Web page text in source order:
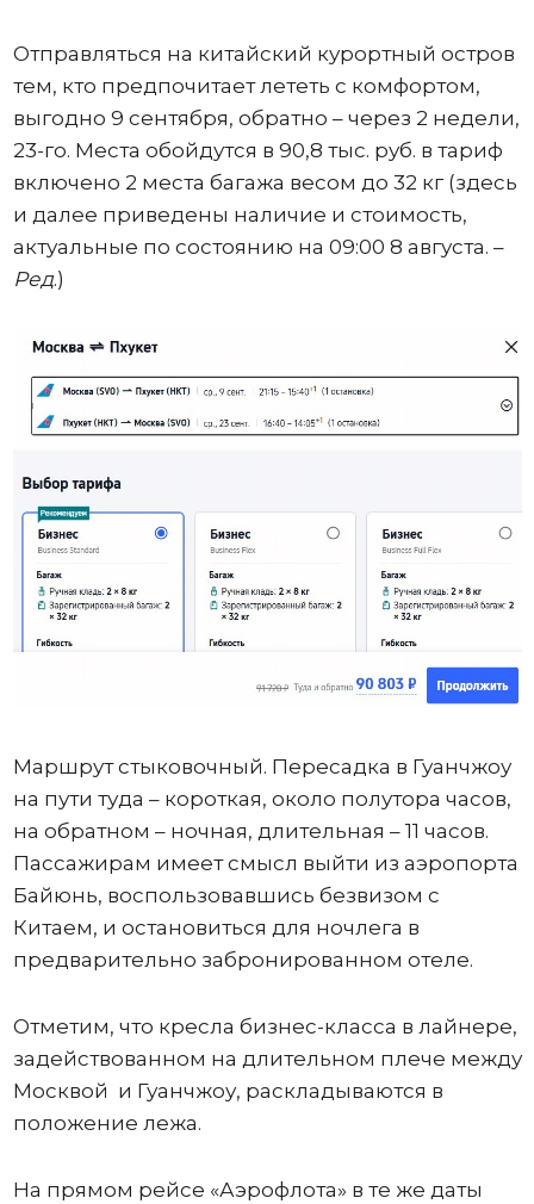
Отправляться на китайский курортный остров
тем, кто предпочитает лететь с комфортом,
выгодно 9 сентября, обратно – через 2 недели,
23-го. Места обойдутся в 90,8 тыс. руб. в тариф
включено 2 места багажа весом до 32 кг (здесь
и далее приведены наличие и стоимость,
актуальные по состоянию на 09:00 8 августа. –
Ред.)
Маршрут стыковочный. Пересадка в Гуанчжоу
на пути туда – короткая, около полутора часов,
на обратном – ночная, длительная – 11 часов.
Пассажирам имеет смысл выйти из аэропорта
Байюнь, воспользовавшись безвизом с
Китаем, и остановиться для ночлега в
предварительно забронированном отеле.
Отметим, что кресла бизнес-класса в лайнере,
задействованном на длительном плече между
Москвой и Гуанчжоу, раскладываются в
положение лежа.
На прямом рейсе «Аэрофлота» в те же даты